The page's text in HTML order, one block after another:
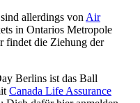
allerdings von Air
in Ontarios Metropole
findet die Ziehung der
Berlins ist das Ball
Canada Life Assurance